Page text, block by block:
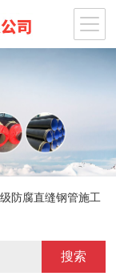
防腐直缝钢管施工